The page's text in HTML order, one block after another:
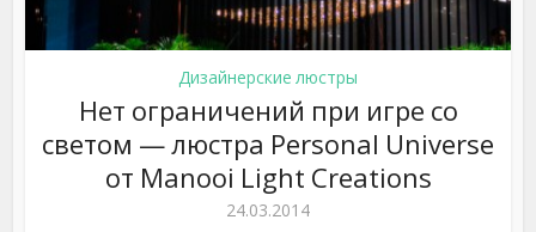
Дизайнерские люстры
Нет ограничений при игре со
светом — люстра Personal Universe
от Manooi Light Creations
24.03.2014